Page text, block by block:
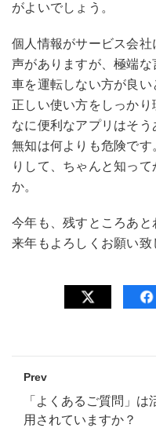
がよいでしょう。
個人情報がサービス会
声がありますが、極端
車を運転しない方が良い
正しい使い方をしっか
なに便利なアプリはそう
無知は何よりも危険で
りして、ちゃんと知っ
か。
今年も、残すところあと
来年もよろしくお願い致
Prev
「よくあるご質問」は
用されていますか？